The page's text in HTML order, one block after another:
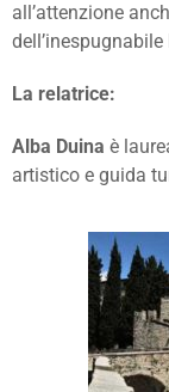
all’attenzione
dell’inespugnabile
La relatrice:
Alba Duina è
artistico e guida